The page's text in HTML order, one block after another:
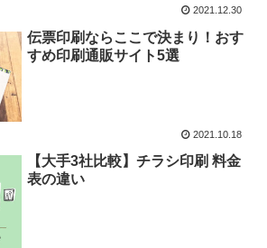
2021.12.30
伝票印刷ならここで決まり！おす
すめ印刷通販サイト5選
2021.10.18
【大手3社比較】チラシ印刷 料金
表の違い